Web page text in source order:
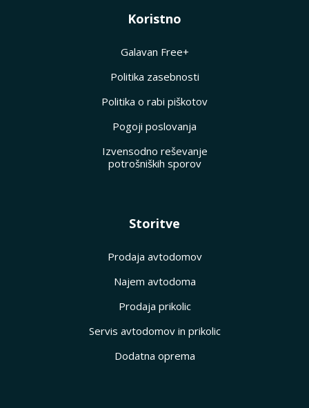
Koristno
Galavan Free+
Politika zasebnosti
Politika o rabi piškotov
Pogoji poslovanja
Izvensodno reševanje
potrošniških sporov
Storitve
Prodaja avtodomov
Najem avtodoma
Prodaja prikolic
Servis avtodomov in prikolic
Dodatna oprema